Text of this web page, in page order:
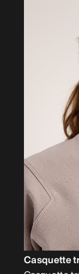
Casquette